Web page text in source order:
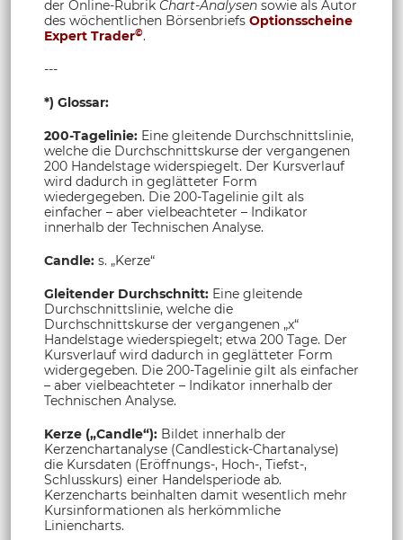
der Online-Rubrik Chart-Analysen sowie als Autor
des wöchentlichen Börsenbriefs Optionsscheine
Expert Trader©.
---
*) Glossar:
200-Tagelinie: Eine gleitende Durchschnittslinie,
welche die Durchschnittskurse der vergangenen
200 Handelstage widerspiegelt. Der Kursverlauf
wird dadurch in geglätteter Form
wiedergegeben. Die 200-Tagelinie gilt als
einfacher – aber vielbeachteter – Indikator
innerhalb der Technischen Analyse.
Candle: s. „Kerze“
Gleitender Durchschnitt: Eine gleitende
Durchschnittslinie, welche die
Durchschnittskurse der vergangenen „x“
Handelstage wiederspiegelt; etwa 200 Tage. Der
Kursverlauf wird dadurch in geglätteter Form
widergegeben. Die 200-Tagelinie gilt als einfacher
– aber vielbeachteter – Indikator innerhalb der
Technischen Analyse.
Kerze („Candle“): Bildet innerhalb der
Kerzenchartanalyse (Candlestick-Chartanalyse)
die Kursdaten (Eröffnungs-, Hoch-, Tiefst-,
Schlusskurs) einer Handelsperiode ab.
Kerzencharts beinhalten damit wesentlich mehr
Kursinformationen als herkömmliche
Liniencharts.